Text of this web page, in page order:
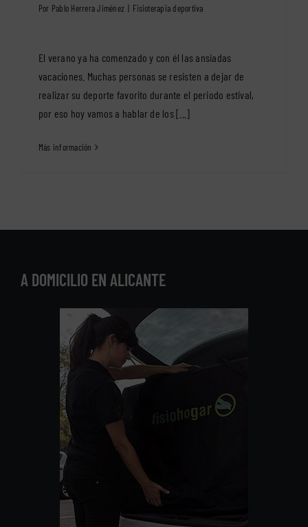
Por Pablo Herrera Jiménez Fisioterapia deportiva
El verano ya ha comenzado y con él las ansiadas
vacaciones. Muchas personas se resisten a dejar de
realizar su deporte favorito durante el periodo estival,
por eso hoy vamos a hablar de los [...]
Más información
A DOMICILIO EN ALICANTE